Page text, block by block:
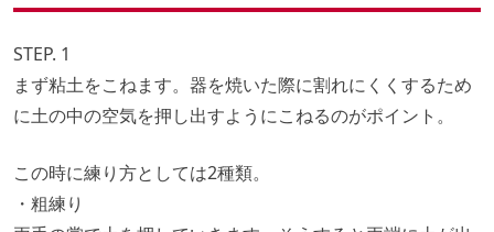
STEP. 1
まず粘土をこねます。器を焼いた際に割れにくくするため
に土の中の空気を押し出すようにこねるのがポイント。
この時に練り方としては2種類。
・粗練り